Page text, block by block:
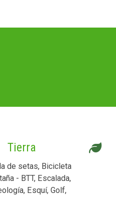
Tierra
de setas, Bicicleta
- BTT, Escalada,
Esquí, Golf,